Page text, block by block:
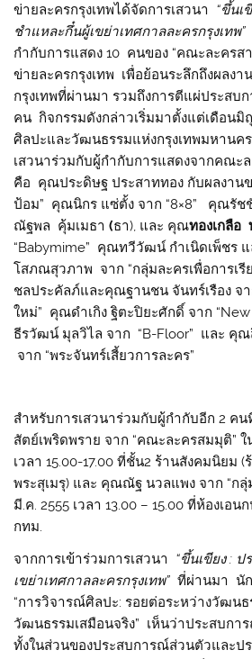
ข่ายละครกรุงเทพได้จัดการเสวนา “ขึ้นเ
ชำแหละกึ๋นผู้เขย่าเทศกาลละครกรุงเทพ”
กำกับการแสดง 10 คนของ “คณะละครส
ข่ายละครกรุงเทพ เพื่อย้อนระลึกถึงผลงา
กรุงเทพที่ผ่านมา รวมถึงการตีแผ่ประสบ
คน กิจกรรมดังกล่าวเริ่มมาตั้งแต่เดือน
ศิลปะและวัฒนธรรมแห่งกรุงเทพมหาน
เสวนาร่วมกับผู้กำกับการแสดงจากคณ
คือ คุณประดิษฐ ประสาททอง กับผลงาน
ป้อม” คุณนิกร แซ่ตั้ง จาก “8×8” คุณรั
ณัฐพล คุ้มเมธา(ธา), และ คุณทองเกลือ
“Babymime” คุณทวีวัฒน์ กำเนิดเพ็ชร
โสภณสุวภาพ จาก “กลุ่มละครเพื่อการเรี
ชลประคัลภ์และคุณฐานชน จันทร์เรือง จ
ใหม่” คุณดำเกิง ฐิตะปิยะศักดิ์ จาก
ธีรวัฒน์ มุลวิไล จาก “B-Floor” และ คุณ
จาก “พระจันทร์เสี้ยวการละคร”
สำหรับการเสวนาร่วมกับผู้กำกับอีก 2
สัตย์เพริดพราย จาก “คณะละครสมมุติ” ใ
เวลา 15.00-17.00 ที่ชั้น2 ร้านสังคมนิยม
พระสุเมรุ) และ คุณณัฐ นวลแพง จาก “กลุ่
มี.ค. 2555 เวลา 13.00 – 15.00 ที่ห้องเอ
กทม.
จากการเข้าร่วมการเสวนา “ขึ้นเขียง :
เขย่าเทศกาลละครกรุงเทพ” ที่ผ่านมา นัก
“การวิจารณ์ศิลปะ: รอยต่อระหว่างวัฒน
วัฒนธรรมเสมือนจริง” เห็นว่าประสบก
ทั้งในส่วนของประสบการณ์ส่วนตัวและป